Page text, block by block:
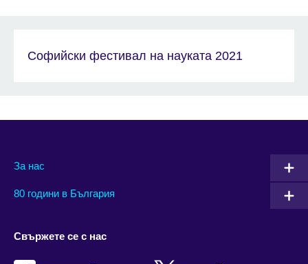
Софийски фестивал на науката 2021
За нас
80 години в България
Свържете се с нас